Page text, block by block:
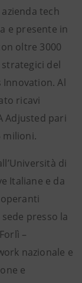
tech
e presente in
oltre 3000
del
Innovation. Al
ricavi
Adjusted pari
milioni.
di
Italiane e da
presso la
–
nazionale e
e